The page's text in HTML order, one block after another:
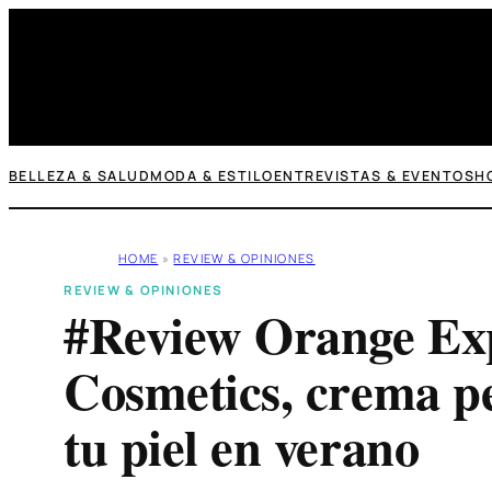
BELLEZA & SALUDMODA & ESTILOENTREVISTAS & EVENTOS
HOME » REVIEW & OPINIONES
REVIEW & OPINIONES
#Review Orange
Cosmetics, crema
tu piel en verano